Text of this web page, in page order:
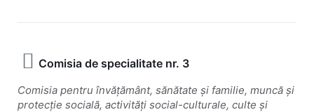
Comisia de specialitate nr. 3
Comisia pentru învățământ, sănătate și familie, muncă și
protecție socială, activități social-culturale, culte și